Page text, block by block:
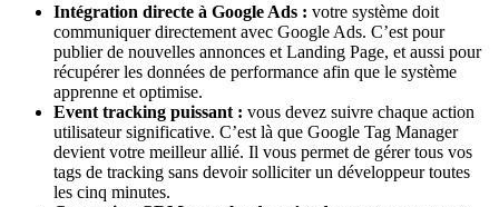
Intégration directe à Google Ads : votre système doit
communiquer directement avec Google Ads. C’est pour
publier de nouvelles annonces et Landing Page, et aussi pour
récupérer les données de performance afin que le système
apprenne et optimise.
Event tracking puissant : vous devez suivre chaque action
utilisateur significative. C’est là que Google Tag Manager
devient votre meilleur allié. Il vous permet de gérer tous vos
tags de tracking sans devoir solliciter un développeur toutes
les cinq minutes.